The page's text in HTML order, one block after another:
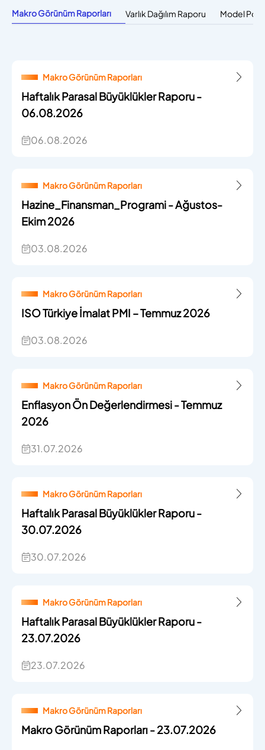
Makro Görünüm Raporları Varlık Dağılım Raporu Model
Makro Görünüm Raporları
Haftalık Parasal Büyüklükler Raporu -
06.08.2026
06.08.2026
Makro Görünüm Raporları
Hazine_Finansman_Programi - Ağustos-
Ekim 2026
03.08.2026
Makro Görünüm Raporları
ISO Türkiye İmalat PMI – Temmuz 2026
03.08.2026
Makro Görünüm Raporları
Enflasyon Ön Değerlendirmesi - Temmuz
2026
31.07.2026
Makro Görünüm Raporları
Haftalık Parasal Büyüklükler Raporu -
30.07.2026
30.07.2026
Makro Görünüm Raporları
Haftalık Parasal Büyüklükler Raporu -
23.07.2026
23.07.2026
Makro Görünüm Raporları
Makro Görünüm Raporları - 23.07.2026